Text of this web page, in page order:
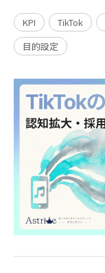
KPI TikTok
目的設定